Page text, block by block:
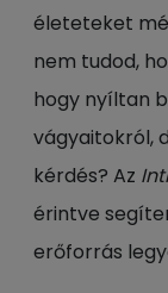
életeteket
nem tudod,
hogy nyíltan
vágyaitokról,
kérdés? Az
érintve
erőforrás